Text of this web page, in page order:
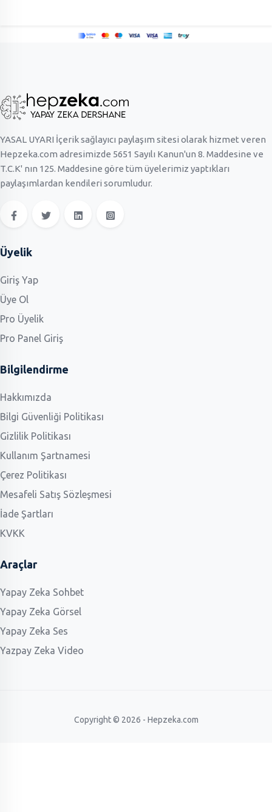
YASAL UYARI İçerik sağlayıcı paylaşım sitesi olarak hizmet veren
Hepzeka.com adresimizde 5651 Sayılı Kanun'un 8. Maddesine ve
T.C.K' nın 125. Maddesine göre tüm üyelerimiz yaptıkları
paylaşımlardan kendileri sorumludur.
Üyelik
Giriş Yap
Üye Ol
Pro Üyelik
Pro Panel Giriş
Bilgilendirme
Hakkımızda
Bilgi Güvenliği Politikası
Gizlilik Politikası
Kullanım Şartnamesi
Çerez Politikası
Mesafeli Satış Sözleşmesi
İade Şartları
KVKK
Araçlar
Yapay Zeka Sohbet
Yapay Zeka Görsel
Yapay Zeka Ses
Yazpay Zeka Video
Copyright © 2026 - Hepzeka.com